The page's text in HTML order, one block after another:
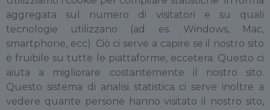
aggregata sul numero di visitatori e su quali
tecnologie utilizzano (ad es. Windows, Mac,
smartphone, ecc). Ciò ci serve a capire se il nostro sito
è fruibile su tutte le piattaforme, eccetera. Questo ci
aiuta a migliorare costantemente il nostro sito.
Questo sistema di analisi statistica ci serve inoltre a
vedere quante persone hanno visitato il nostro sito,